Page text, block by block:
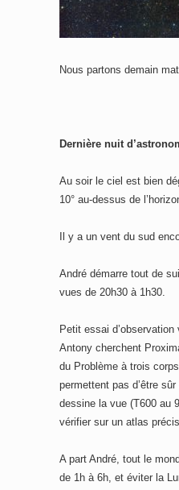
Nous partons demain
Dernière nuit
Au soir le ciel est bien
10° au-dessus de
Il y a un vent du sud
André démarre tout de
vues de 20h30 à 1h30.
Petit essai
Antony cherchent
du Problème à trois
permettent pas d’être
dessine la vue (T600 au
vérifier sur un atlas
A part André, tout le
de 1h à 6h, et éviter la